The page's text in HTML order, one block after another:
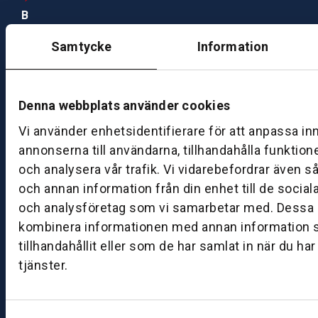
Samtycke Information
Denna webbplats använder cookies
Vi använder enhetsidentifierare för att anpassa
annonserna till användarna, tillhandahålla
och analysera vår trafik. Vi vidarebefordrar även
och annan information från din enhet till de
och analysföretag som vi samarbetar med. Dessa
kombinera informationen med annan information
tillhandahållit eller som de har samlat in när du
tjänster.
B
S
ö
d
e
B
ut
ö
n